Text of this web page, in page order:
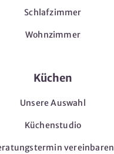
Schlafzimmer
Wohnzimmer
Küchen
Unsere Auswahl
Küchenstudio
vereinbaren